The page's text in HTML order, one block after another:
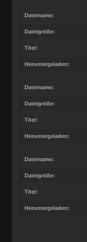
Dateiname:
Dateigröße:
Titel:
Heruntergeladen:
Dateiname:
Dateigröße:
Titel:
Heruntergeladen:
Dateiname:
Dateigröße:
Titel:
Heruntergeladen: